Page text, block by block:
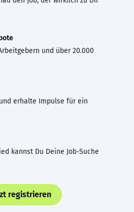
und über 20.000
erhalte Impulse für ein
kannst Du Deine Job-Suche
registrieren